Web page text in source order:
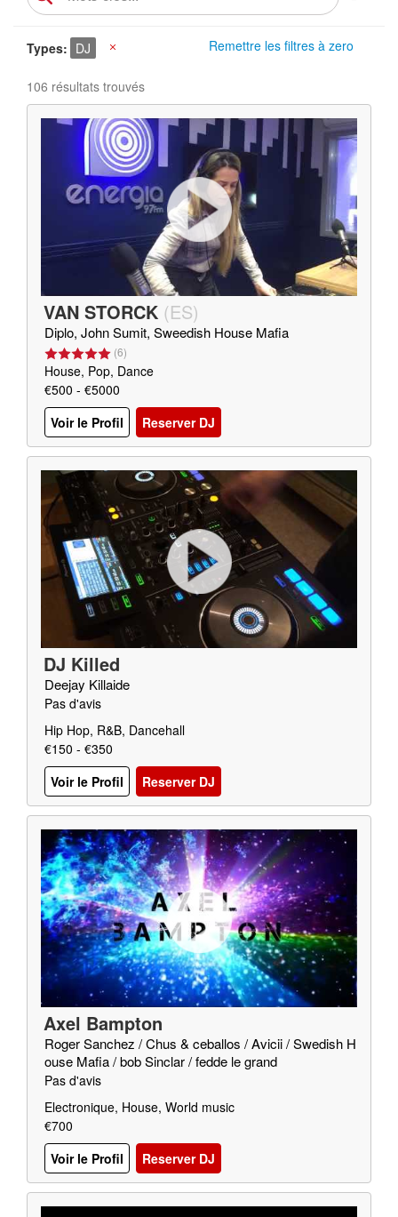
Remettre les filtres à zero
Types DJ
106 résultats trouvés
VAN STORCK (ES)
Diplo, John Sumit, Sweedish House Mafia
(6)
House, Pop, Dance
€500 - €5000
Voir le Profil
Reserver DJ
DJ Killed
Deejay Killaide
Pas d'avis
Hip Hop, R&B, Dancehall
€150 - €350
Voir le Profil
Reserver DJ
Axel Bampton
Roger Sanchez / Chus & ceballos / Avicii / Swedish H
ouse Mafia / bob Sinclar / fedde le grand
Pas d'avis
Electronique, House, World music
€700
Voir le Profil
Reserver DJ